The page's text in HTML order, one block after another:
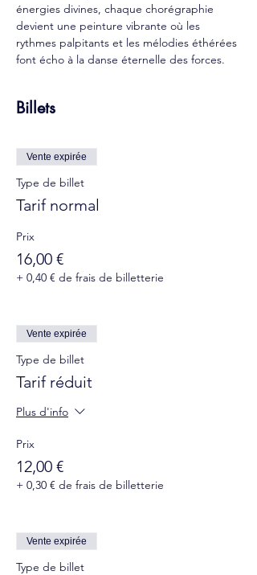
énergies divines, chaque chorégraphie
devient une peinture vibrante où les
rythmes palpitants et les mélodies éthérées
font écho à la danse éternelle des forces.
Billets
Vente expirée
Type de billet
Tarif normal
Prix
16,00 €
+ 0,40 € de frais de billetterie
Vente expirée
Type de billet
Tarif réduit
Plus d'info
Prix
12,00 €
+ 0,30 € de frais de billetterie
Vente expirée
Type de billet